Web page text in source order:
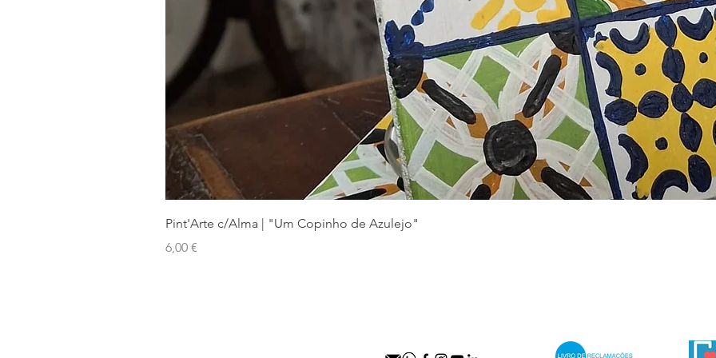
Pint'Arte c/Alma | "Um Copinho de Azulejo"
Preço
6,00 €